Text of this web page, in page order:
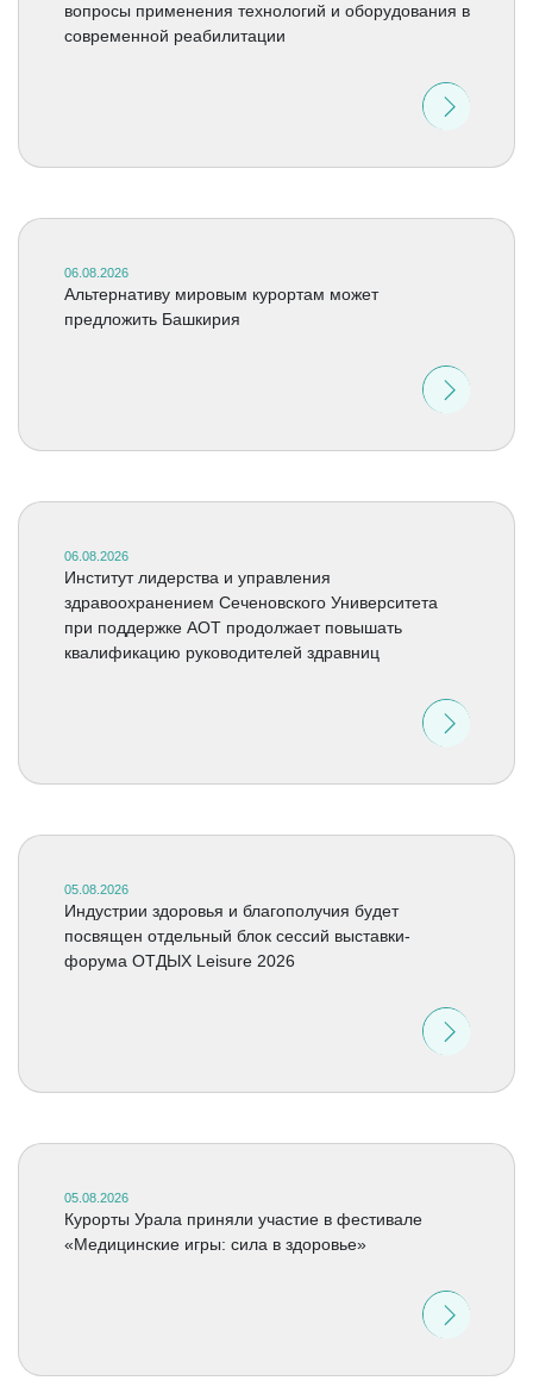
вопросы применения технологий и оборудования в
современной реабилитации
06.08.2026
Альтернативу мировым курортам может
предложить Башкирия
06.08.2026
Институт лидерства и управления
здравоохранением Сеченовского Университета
при поддержке АОТ продолжает повышать
квалификацию руководителей здравниц
05.08.2026
Индустрии здоровья и благополучия будет
посвящен отдельный блок сессий выставки-
форума ОТДЫХ Leisure 2026
05.08.2026
Курорты Урала приняли участие в фестивале
«Медицинские игры: сила в здоровье»